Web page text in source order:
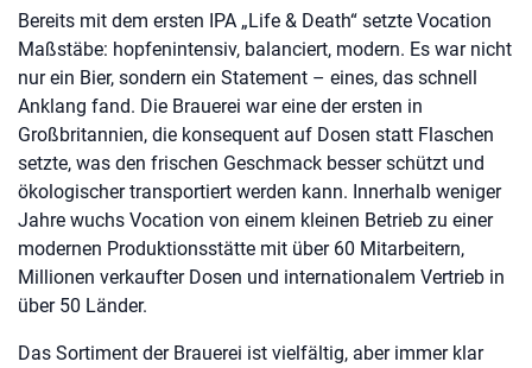
Bereits mit dem ersten IPA „Life & Death“ setzte Vocation
Maßstäbe: hopfenintensiv, balanciert, modern. Es war nicht
nur ein Bier, sondern ein Statement – eines, das schnell
Anklang fand. Die Brauerei war eine der ersten in
Großbritannien, die konsequent auf Dosen statt Flaschen
setzte, was den frischen Geschmack besser schützt und
ökologischer transportiert werden kann. Innerhalb weniger
Jahre wuchs Vocation von einem kleinen Betrieb zu einer
modernen Produktionsstätte mit über 60 Mitarbeitern,
Millionen verkaufter Dosen und internationalem Vertrieb in
über 50 Länder.
Das Sortiment der Brauerei ist vielfältig, aber immer klar